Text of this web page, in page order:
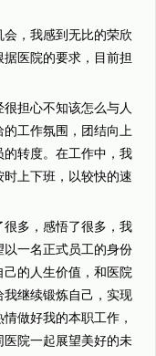
，我感到无比的荣欣
医院的要求，目前担
担心不知该怎么与人
工作氛围，团结向上
转度。在工作中，我
上下班，以较快的速
多，感悟了很多，我
一名正式员工的身份
的人生价值，和医院
继续锻炼自己，实现
做好我的本职工作，
院一起展望美好的未